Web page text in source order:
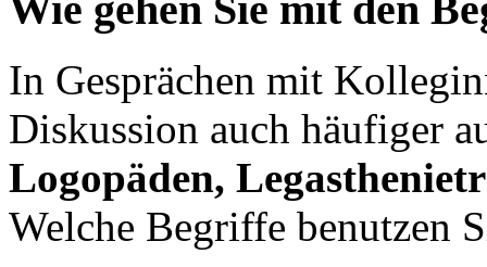
In Gesprächen mit
Diskussion auch häufiger
Logopäden,
Welche Begriffe benutzen